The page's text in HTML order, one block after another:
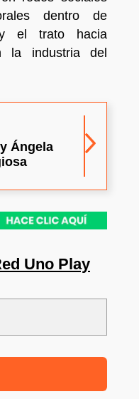
dentro de
y el trato hacia
la industria del
Ángela
Uno Play